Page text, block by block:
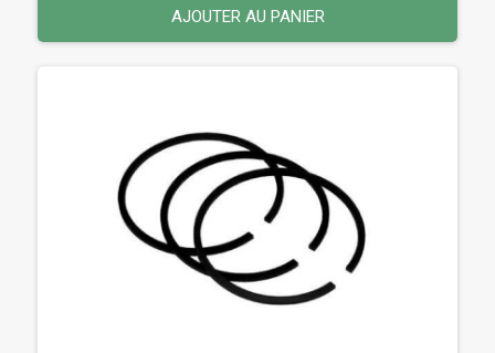
AJOUTER AU PANIER